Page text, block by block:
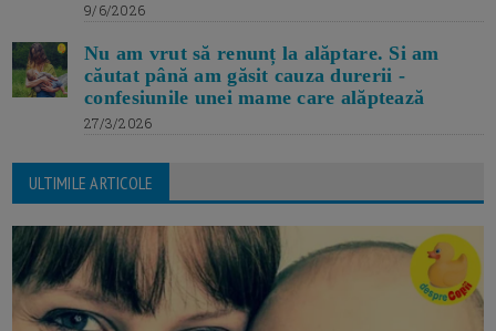
9/6/2026
Nu am vrut să renunț la alăptare. Si am
căutat până am găsit cauza durerii -
confesiunile unei mame care alăptează
27/3/2026
ULTIMILE ARTICOLE